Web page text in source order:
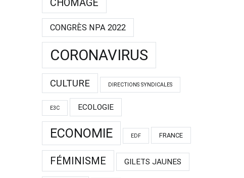
CHÔMAGE
CONGRÈS NPA 2022
CORONAVIRUS
CULTURE DIRECTIONS SYNDICALES
E3C ECOLOGIE
ECONOMIE EDF FRANCE
FÉMINISME GILETS JAUNES